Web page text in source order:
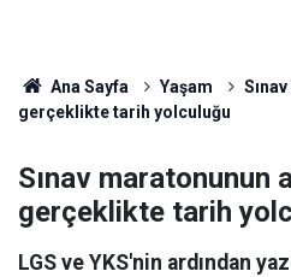
Ana Sayfa Yaşam
gerçeklikte tarih yolculuğu
Sınav maratonunun
gerçeklikte tarih
LGS ve YKS'nin ardından